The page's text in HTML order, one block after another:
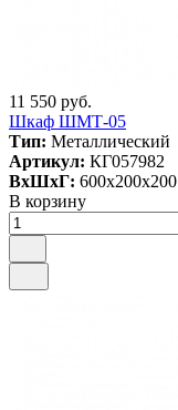
11 550 руб.
Шкаф ШМТ-05
Тип: Металлический
Артикул: КГ057982
ВxШxГ: 600x200x200
В корзину